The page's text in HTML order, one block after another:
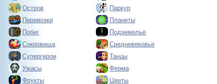
Остров
Паркур
Перевозки
Планеты
Побег
Подземелье
Сокровища
Средневековье
Супергерои
Танцы
Ужасы
Ферма
Фрукты
Цветы